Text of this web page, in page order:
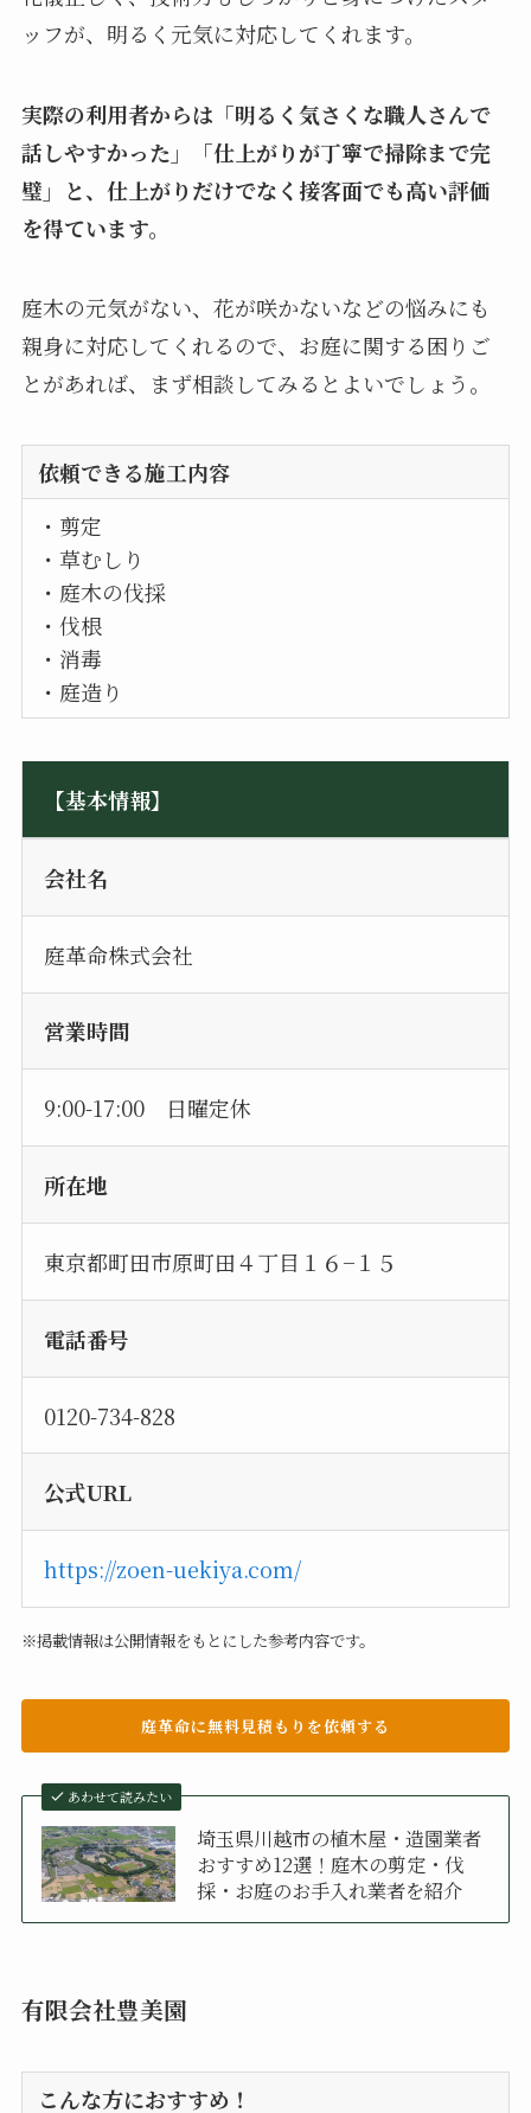
ッフが、明るく元気に対応してくれます。
実際の利用者からは「明るく気さくな職人さんで
話しやすかった」「仕上がりが丁寧で掃除まで完
璧」と、仕上がりだけでなく接客面でも高い評価
を得ています。
庭木の元気がない、花が咲かないなどの悩みにも
親身に対応してくれるので、お庭に関する困りご
とがあれば、まず相談してみるとよいでしょう。
依頼できる施工内容
・剪定
・草むしり
・庭木の伐採
・伐根
・消毒
・庭造り
【基本情報】
会社名
庭革命株式会社
営業時間
9:00-17:00 日曜定休
所在地
東京都町田市原町田４丁目１６−１５
電話番号
0120-734-828
公式URL
https://zoen-uekiya.com/
※掲載情報は公開情報をもとにした参考内容です。
庭革命に無料見積もりを依頼する
あわせて読みたい
埼玉県川越市の植木屋・造園業者
おすすめ12選！庭木の剪定・伐
採・お庭のお手入れ業者を紹介
有限会社豊美園
こんな方におすすめ！